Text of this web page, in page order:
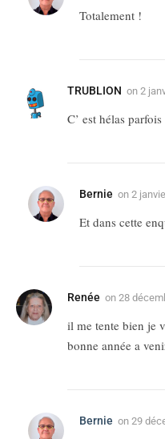
Totalement !
TRUBLION on 2
C’ est hélas
Bernie on 2
Et dans cette
Renée on 28
il me tente bien je
bonne année a
Bernie on 29